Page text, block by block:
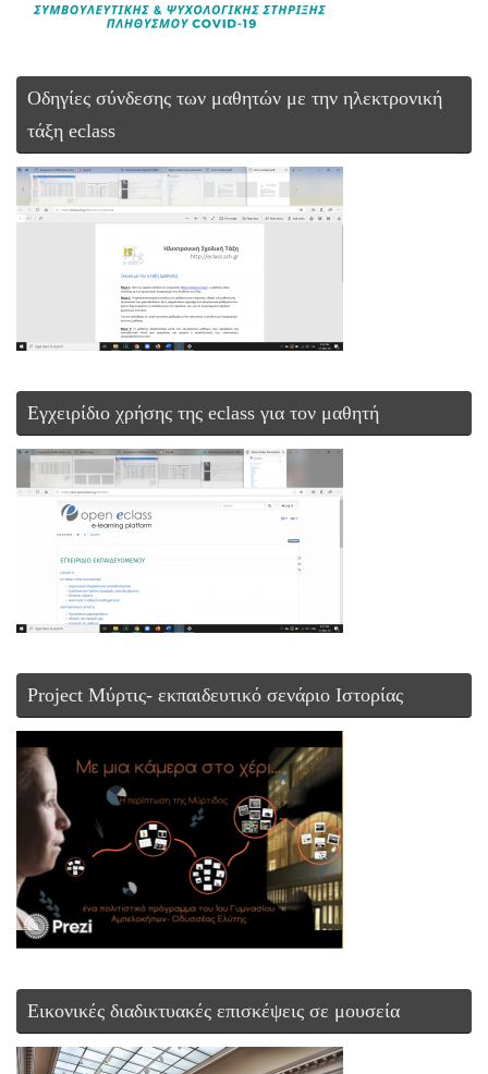
Οδηγίες σύνδεσης των μαθητών με την ηλεκτρονική
τάξη eclass
Εγχειρίδιο χρήσης της eclass για τον μαθητή
Project Μύρτις- εκπαιδευτικό σενάριο Ιστορίας
Εικονικές διαδικτυακές επισκέψεις σε μουσεία